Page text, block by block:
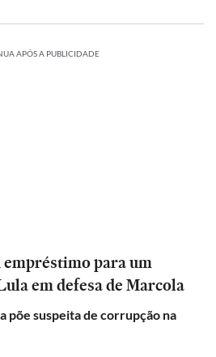
APÓS A PUBLICIDADE
empréstimo para um
em defesa de Marcola
põe suspeita de corrupção na